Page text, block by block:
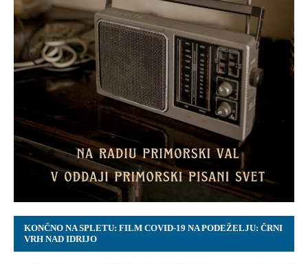
KONČNO NA SPLETU: FILM COVID-19 NA PODEŽELJU: ČRNI
VRH NAD IDRIJO